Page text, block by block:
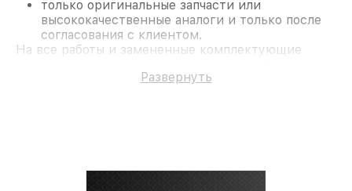
только оригинальные запчасти или
высококачественные аналоги и только после
согласования с клиентом.
На все работы и замененные комплектующие
поломки по условиям гарантии, мы бесплатно
безупречной репутацией;
Развернуть